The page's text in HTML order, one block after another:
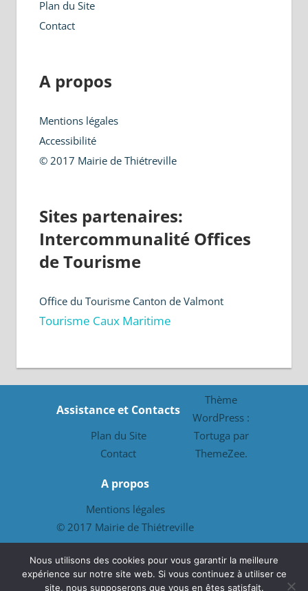
Plan du Site
Contact
A propos
Mentions légales
Accessibilité
© 2017 Mairie de Thiétreville
Sites partenaires:
Intercommunalité Offices
de Tourisme
Office du Tourisme Canton de Valmont
Tourisme Caux Maritime
Assistance et Contacts
Plan du Site
Contact
A propos
Mentions légales
© 2017 Mairie de Thiétreville
Offices de Tourisme
Office Intercommunal de Tourisme de
Thème
WordPress :
Tortuga par
ThemeZee.
Nous utilisons des cookies pour vous garantir la meilleure
expérience sur notre site web. Si vous continuez à utiliser ce
site, nous supposerons que vous en êtes satisfait.